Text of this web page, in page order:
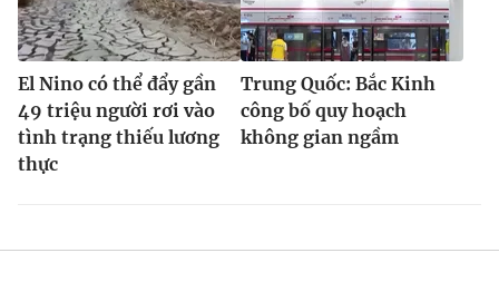
El Nino có thể đẩy gần
49 triệu người rơi vào
tình trạng thiếu lương
thực
Trung Quốc: Bắc Kinh
công bố quy hoạch
không gian ngầm